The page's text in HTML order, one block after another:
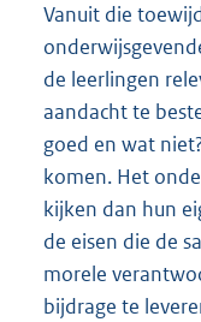
Vanuit die
de leerlingen
aandacht te
goed en wat
komen. Het
kijken dan hun
de eisen die de
morele
bijdrage te